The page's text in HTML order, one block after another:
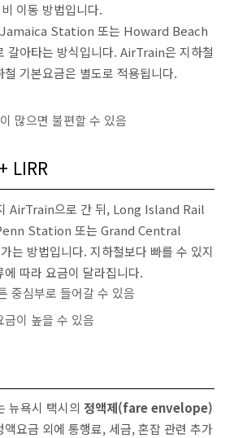
이동 방법입니다.
Station 또는 Howard Beach
갈아타는 방식입니다. AirTrain은 지하철
기본요금은 별도로 적용됩니다.
많으면 불편할 수 있음
LIRR
AirTrain으로 간 뒤, Long Island Rail
Station 또는 Grand Central
는 방법입니다. 지하철보다 빠를 수 있지
따라 요금이 달라집니다.
중심부로 들어갈 수 있음
이 높을 수 있음
뉴욕시 택시의 정액제(fare envelope)
요금 외에 통행료, 세금, 혼잡 관련 추가